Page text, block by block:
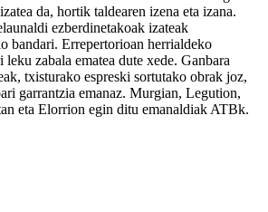
da, hortik taldearen izena eta izana.
ezberdinetakoak izateak
bandari. Errepertorioan herrialdeko
zabala ematea dute xede. Ganbara
txisturako espreski sortutako obrak joz,
garrantzia emanaz. Murgian, Legution,
eta Elorrion egin ditu emanaldiak ATBk.